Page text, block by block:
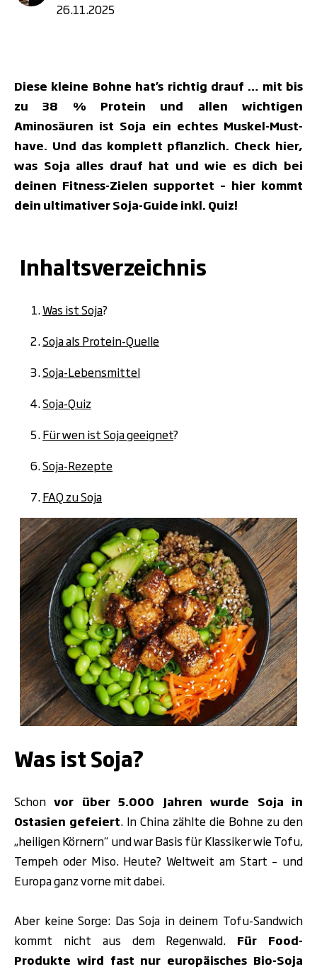
26.11.2025
Diese kleine Bohne hat’s richtig drauf … mit bis
zu 38 % Protein und allen wichtigen
Aminosäuren ist Soja ein echtes Muskel-Must-
have. Und das komplett pflanzlich. Check hier,
was Soja alles drauf hat und wie es dich bei
deinen Fitness-Zielen supportet – hier kommt
dein ultimativer Soja-Guide inkl. Quiz!
Inhaltsverzeichnis
Was ist Soja?
Soja als Protein-Quelle
Soja-Lebensmittel
Soja-Quiz
Für wen ist Soja geeignet?
Soja-Rezepte
FAQ zu Soja
Was ist Soja?
Schonvor über 5.000 Jahren wurde Soja in
Ostasien gefeiert. In China zählte die Bohne zu den
„heiligen Körnern“ und war Basis für Klassiker wie Tofu,
Tempeh oder Miso. Heute? Weltweit am Start – und
Europa ganz vorne mit dabei.
Aber keine Sorge: Das Soja in deinem Tofu-Sandwich
kommt nicht aus dem Regenwald. Für Food-
Produkte wird fast nur europäisches Bio-Soja